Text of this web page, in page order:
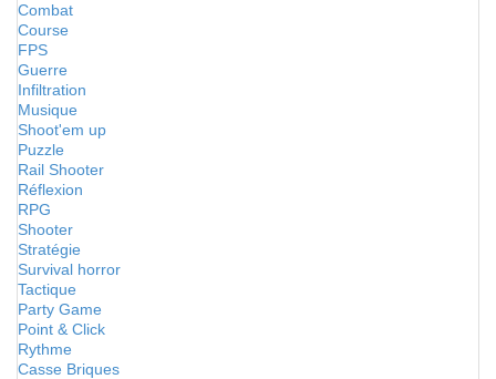
Combat
Course
FPS
Guerre
Infiltration
Musique
Shoot'em up
Puzzle
Rail Shooter
Réflexion
RPG
Shooter
Stratégie
Survival horror
Tactique
Party Game
Point & Click
Rythme
Casse Briques